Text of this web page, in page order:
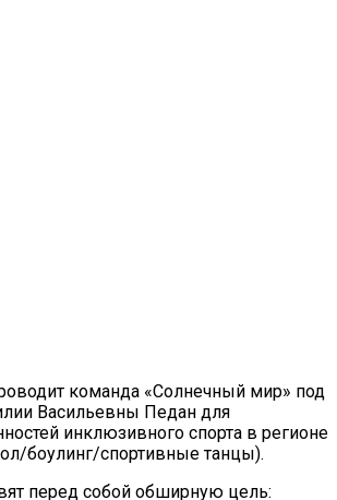
команда «Солнечный мир» под
Васильевны Педан для
инклюзивного спорта в регионе
боулинг/спортивные танцы).
перед собой обширную цель: